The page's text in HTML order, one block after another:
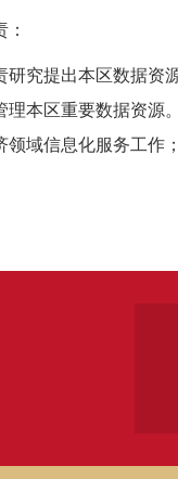
研究提出本区数据资
理本区重要数据资源
领域信息化服务工作